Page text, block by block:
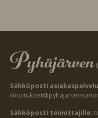
Sähköposti
Sähköposti toimittajille: